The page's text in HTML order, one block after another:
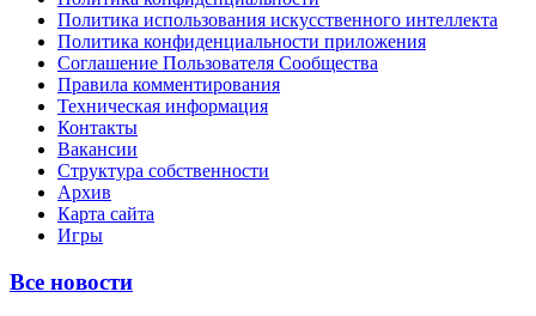
Политика использования искусственного интеллекта
Политика конфиденциальности приложения
Соглашение Пользователя Сообщества
Правила комментирования
Техническая информация
Контакты
Вакансии
Структура собственности
Архив
Карта сайта
Игры
Все новости